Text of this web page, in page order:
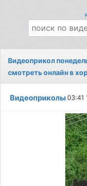
Видеоприкол
смотреть онлайн в
Видеоприколы